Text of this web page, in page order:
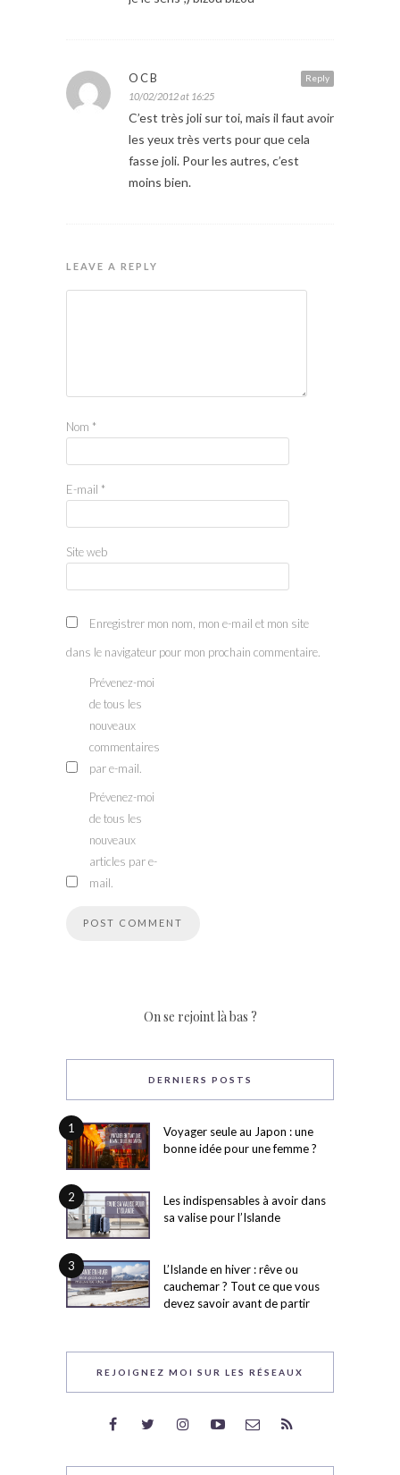
Reply
OCB
10/02/2012 at 16:25
C’est très joli sur toi, mais il faut avoir
les yeux très verts pour que cela
fasse joli. Pour les autres, c’est
moins bien.
LEAVE A REPLY
Nom *
E-mail *
Site web
Enregistrer mon nom, mon e-mail et mon site
dans le navigateur pour mon prochain commentaire.
Prévenez-moi
de tous les
nouveaux
commentaires
par e-mail.
Prévenez-moi
de tous les
nouveaux
articles par e-
mail.
On se rejoint là bas ?
DERNIERS POSTS
1
Voyager seule au Japon : une
bonne idée pour une femme ?
2
Les indispensables à avoir dans
sa valise pour l’Islande
3
L’Islande en hiver : rêve ou
cauchemar ? Tout ce que vous
devez savoir avant de partir
REJOIGNEZ MOI SUR LES RÉSEAUX